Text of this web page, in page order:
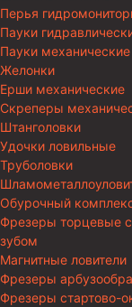
Перья
Пауки
Пауки механические
Желонки
Ерши механические
Скреперы
Штанголовки
Удочки ловильные
Труболовки
Обурочный
Фрезеры торцевые
зубом
Магнитные ловители
Фрезеры
Фрезеры стартово-